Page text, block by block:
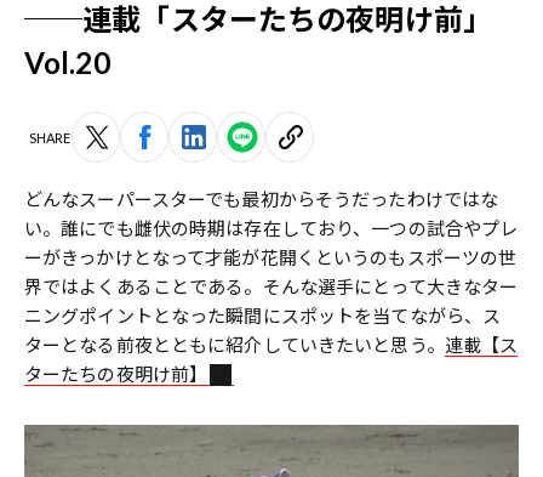
──連載「スターたちの夜明け前」
Vol.20
SHARE
どんなスーパースターでも最初からそうだったわけではな
い。誰にでも雌伏の時期は存在しており、一つの試合やプレ
ーがきっかけとなって才能が花開くというのもスポーツの世
界ではよくあることである。そんな選手にとって大きなター
ニングポイントとなった瞬間にスポットを当てながら、ス
ターとなる前夜とともに紹介していきたいと思う。 連載【ス
ターたちの夜明け前】